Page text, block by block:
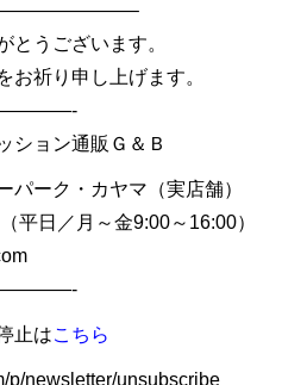
とうございます。
お祈り申し上げます。
ション通販Ｇ＆Ｂ
パーク・カヤマ（実店舗）
平日／月～金9:00～16:00）
止はこちら
p/newsletter/unsubscribe